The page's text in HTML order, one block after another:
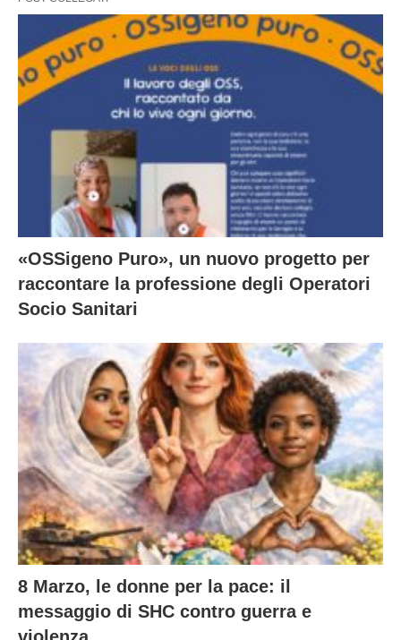
«OSSigeno Puro», un nuovo progetto per
raccontare la professione degli Operatori
Socio Sanitari
8 Marzo, le donne per la pace: il
messaggio di SHC contro guerra e